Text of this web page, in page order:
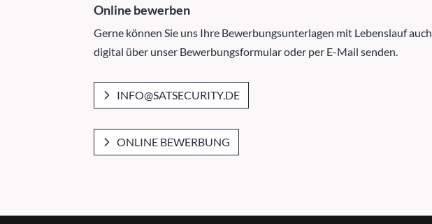
Online bewerben
Gerne können Sie uns Ihre Bewerbungsunterlagen mit Lebenslauf auch
digital über unser Bewerbungsformular oder per E-Mail senden.
INFO@SATSECURITY.DE
ONLINE BEWERBUNG